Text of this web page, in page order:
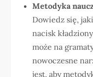
Metodyka
Dowiedz się,
nacisk
może na
nowoczesne
jest, aby